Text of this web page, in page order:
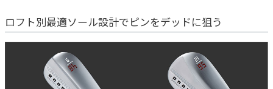
ロフト別最適ソール設計でピンをデッドに狙う